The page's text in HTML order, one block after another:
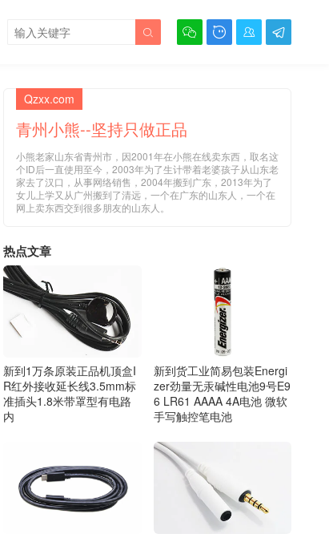
   

Qzxx.com
青州小熊--坚持只做正品
小熊老家山东省青州市，因2001年在小熊在线卖东西，取名这
个ID后一直使用至今，2003年为了生计带着老婆孩子从山东老
家去了汉口，从事网络销售，2004年搬到广东，2013年为了
女儿上学又从广州搬到了清远，一个在广东的山东人，一个在
网上卖东西交到很多朋友的山东人。
热点文章
新到1万条原装正品机顶盒I
R红外接收延长线3.5mm标
准插头1.8米带罩型有电路
内
新到货工业简易包装Energi
zer劲量无汞碱性电池9号E9
6 LR61 AAAA 4A电池 微软
手写触控笔电池